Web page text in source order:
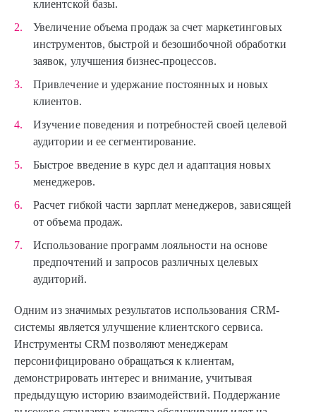
клиентской базы.
Увеличение объема продаж за счет маркетинговых
инструментов, быстрой и безошибочной обработки
заявок, улучшения бизнес-процессов.
Привлечение и удержание постоянных и новых
клиентов.
Изучение поведения и потребностей своей целевой
аудитории и ее сегментирование.
Быстрое введение в курс дел и адаптация новых
менеджеров.
Расчет гибкой части зарплат менеджеров, зависящей
от объема продаж.
Использование программ лояльности на основе
предпочтений и запросов различных целевых
аудиторий.
Одним из значимых результатов использования CRM-
системы является улучшение клиентского сервиса.
Инструменты CRM позволяют менеджерам
персонифицировано обращаться к клиентам,
демонстрировать интерес и внимание, учитывая
предыдущую историю взаимодействий. Поддержание